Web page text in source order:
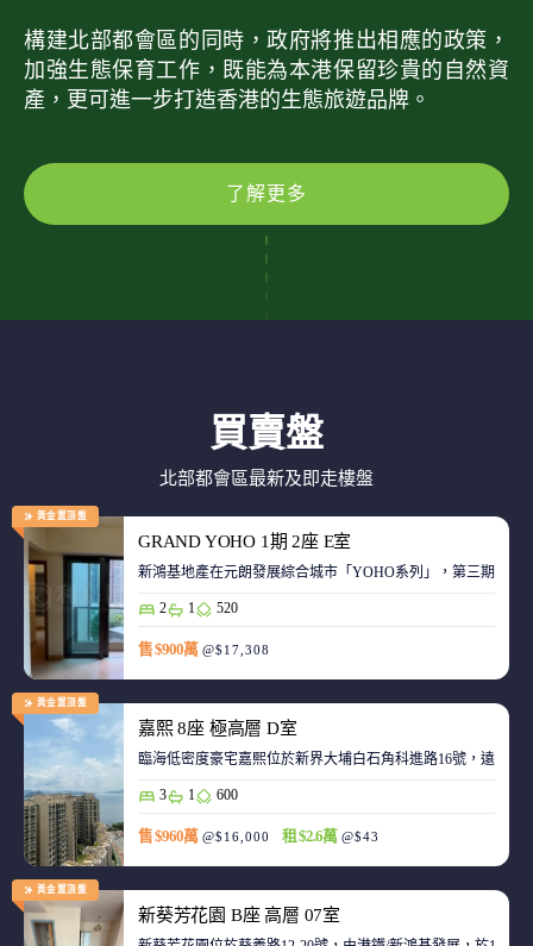
構建北部都會區的同時，政府將推出相應的政策，
加強生態保育工作，既能為本港保留珍貴的自然資
產，更可進一步打造香港的生態旅遊品牌。
了解更多
買賣盤
北部都會區最新及即走樓盤
黃金置頂盤
GRAND YOHO 1期 2座 E室
2 1 520
售 $900萬 @$17,308
黃金置頂盤
嘉熙 8座 極高層 D室
臨海低密度豪宅嘉熙位於新界大埔白石角科進路16號，遠離
3 1 600
售 $960萬 @$16,000 租 $2.6萬 @$43
黃金置頂盤
新葵芳花園 B座 高層 07室